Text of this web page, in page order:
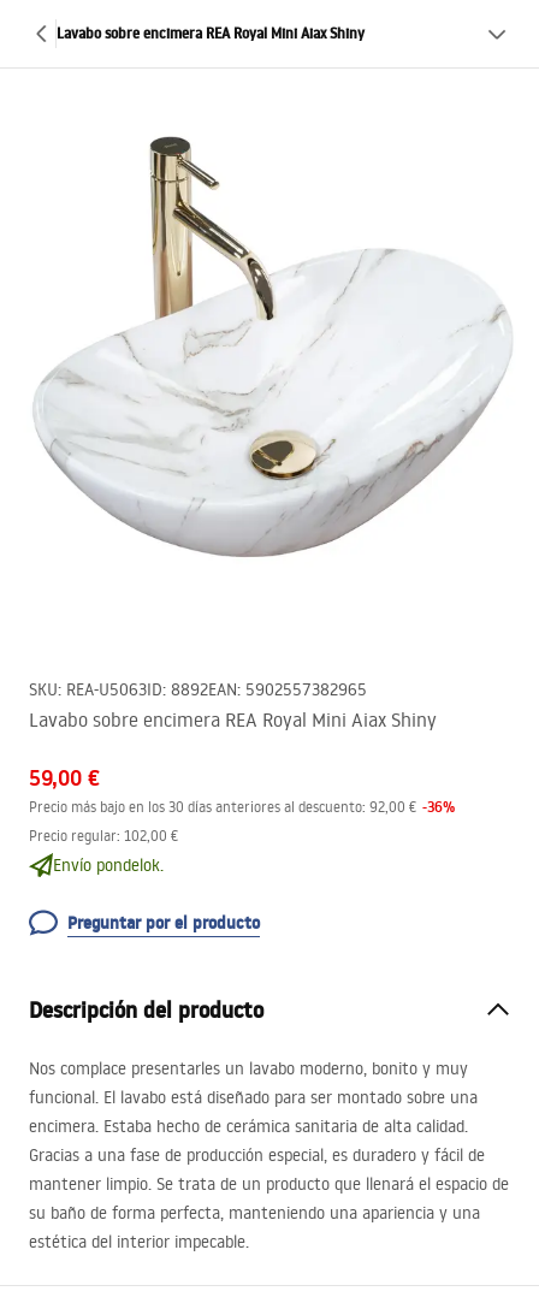
Lavabo sobre encimera REA Royal Mini Aiax Shiny
SKU: REA-U5063ID: 8892EAN: 5902557382965
Lavabo sobre encimera REA Royal Mini Aiax Shiny
59,00 €
Precio más bajo en los 30 días anteriores al descuento: 92,00 € -36%
Precio regular: 102,00 €
Envío pondelok.
Preguntar por el producto
Descripción del producto
Nos complace presentarles un lavabo moderno, bonito y muy
funcional. El lavabo está diseñado para ser montado sobre una
encimera. Estaba hecho de cerámica sanitaria de alta calidad.
Gracias a una fase de producción especial, es duradero y fácil de
mantener limpio. Se trata de un producto que llenará el espacio de
su baño de forma perfecta, manteniendo una apariencia y una
estética del interior impecable.